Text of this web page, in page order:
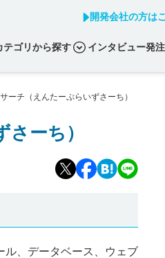
開発会社の方は
テゴリから探す インタビュー発
ーチ（えんたーぷらいずさーち）
ーち）
ル、データベース、ウェブ